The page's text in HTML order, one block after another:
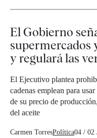
El Gobierno
supermercados
y regulará las
El Ejecutivo plantea
cadenas emplean para
de su precio de
del aceite
Carmen TorresPolítica04 / 02